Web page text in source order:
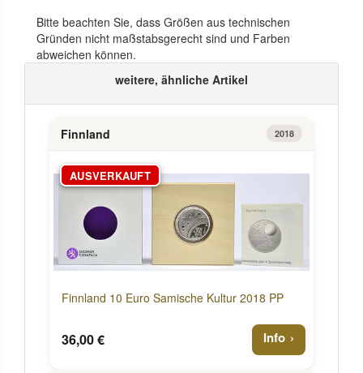
Bitte beachten Sie, dass Größen aus technischen
Gründen nicht maßstabsgerecht sind und Farben
abweichen können.
weitere, ähnliche Artikel
Finnland 2018
AUSVERKAUFT
Finnland 10 Euro Samische Kultur 2018 PP
36,00 € Info